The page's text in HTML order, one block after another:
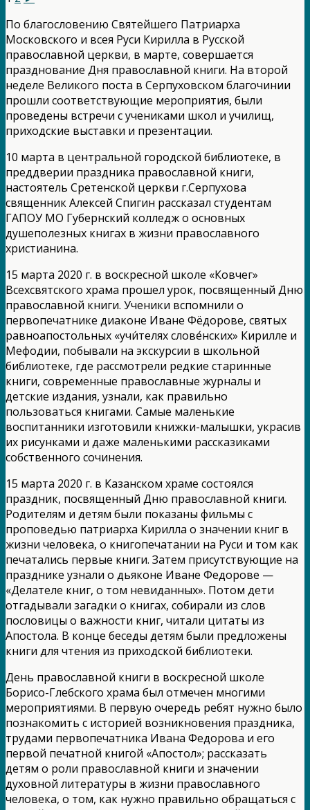
По благословению Святейшего Патриарха
Московского и всея Руси Кирилла в Русской
православной церкви, в марте, совершается
празднование Дня православной книги. На второй
неделе Великого поста в Серпуховском благочинии
прошли соответствующие мероприятия, были
проведены встречи с учениками школ и училищ,
приходские выставки и презентации.
10 марта в центральной городской библиотеке, в
преддверии праздника православной книги,
настоятель Сретенской церкви г.Серпухова
священник Алексей Спигин рассказал студентам
ГАПОУ МО Губернский колледж о основных
душеполезных книгах в жизни православного
христианина.
15 марта 2020 г. в воскресной школе «Ковчег»
Всехсвятского храма прошел урок, посвященный Дню
православной книги. Ученики вспомнили о
первопечатнике диаконе Иване Фёдорове, святых
равноапостольных «учи́телях слове́нских» Кирилле и
Мефодии, побывали на экскурсии в школьной
библиотеке, где рассмотрели редкие старинные
книги, современные православные журналы и
детские издания, узнали, как правильно
пользоваться книгами. Самые маленькие
воспитанники изготовили книжки-малышки, украсив
их рисунками и даже маленькими рассказиками
собственного сочинения.
15 марта 2020 г. в Казанском храме состоялся
праздник, посвященный Дню православной книги.
Родителям и детям были показаны фильмы с
проповедью патриарха Кирилла о значении книг в
жизни человека, о книгопечатании на Руси и том как
печатались первые книги. Затем присутствующие на
празднике узнали о дьяконе Иване Федорове —
«Делателе книг, о том невиданных». Потом дети
отгадывали загадки о книгах, собирали из слов
пословицы о важности книг, читали цитаты из
Апостола. В конце беседы детям были предложены
книги для чтения из приходской библиотеки.
День православной книги в воскресной школе
Борисо-Глебского храма был отмечен многими
мероприятиями. В первую очередь ребят нужно было
познакомить с историей возникновения праздника,
трудами первопечатника Ивана Федорова и его
первой печатной книгой «Апостол»; рассказать
детям о роли православной книги и значении
духовной литературы в жизни православного
человека, о том, как нужно правильно обращаться с